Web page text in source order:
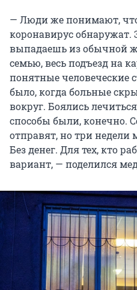
— Люди же понимают, что
коронавирус обнаружат.
выпадаешь из обычной
семью, весь подъезд на
понятные человеческие
было, когда больные
вокруг. Боялись
способы были, конечно.
отправят, но три
Без денег. Для тех, кто
вариант, — поделился